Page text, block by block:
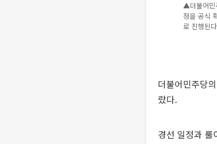
▲더불어민
정을 공식
로 진행된
더불어민주당
랐다.
경선 일정과